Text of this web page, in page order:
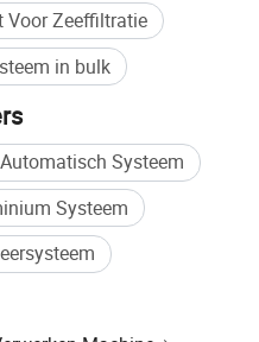
Voor Zeeffiltratie
in bulk
Automatisch Systeem
Systeem